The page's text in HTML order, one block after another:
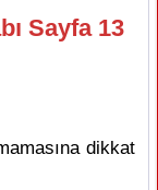
Sayfa 13
dikkat